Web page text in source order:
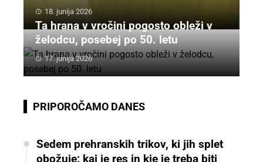
18. junija 2026
Ta hrana v vročini pogosto obleži v
želodcu, posebej po 50. letu
17. junija 2026
PRIPOROČAMO DANES
Sedem prehranskih trikov, ki jih splet
obožuje: kaj je res in kje je treba biti